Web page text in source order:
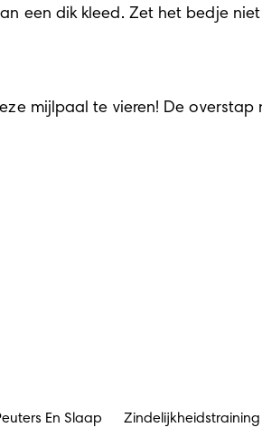
een dik kleed. Zet het bedje
mijlpaal te vieren! De
En Slaap Zindelijkheidstraining